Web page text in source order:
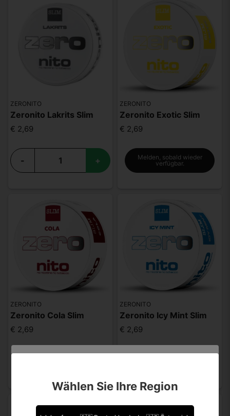
ZERONITO
Zeronito Lakrits Slim
€ 2,69
- +
ZERONITO
Zeronito Exotic Slim
€ 2,69
Melden, sobald wieder
verfügbar.
ZERONITO
Zeronito Cola Slim
€ 2,69
ZERONITO
Zeronito Icy Mint Slim
€ 2,69
Leider können Sie Ihre Daten nicht selbst ändern.
Wählen Sie Ihre Region